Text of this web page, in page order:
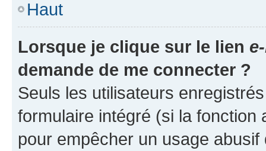
Haut
Lorsque je clique sur le lien
demande de me connecter ?
Seuls les utilisateurs
formulaire intégré (si la fonction
pour empêcher un usage